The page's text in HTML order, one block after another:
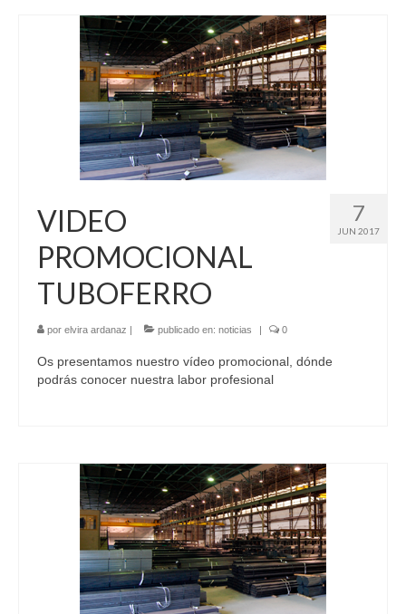
7
JUN 2017
VIDEO
PROMOCIONAL
TUBOFERRO
por elvira ardanaz | publicado en: noticias | 0
Os presentamos nuestro vídeo promocional, dónde
podrás conocer nuestra labor profesional